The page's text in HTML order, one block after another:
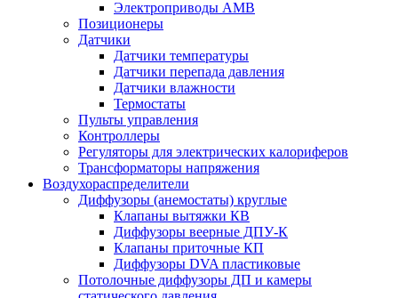
Электроприводы AMB
Позиционеры
Датчики
Датчики температуры
Датчики перепада давления
Датчики влажности
Термостаты
Пульты управления
Контроллеры
Регуляторы для электрических калориферов
Трансформаторы напряжения
Воздухораспределители
Диффузоры (анемостаты) круглые
Клапаны вытяжки КВ
Диффузоры веерные ДПУ-К
Клапаны приточные КП
Диффузоры DVA пластиковые
Потолочные диффузоры ДП и камеры